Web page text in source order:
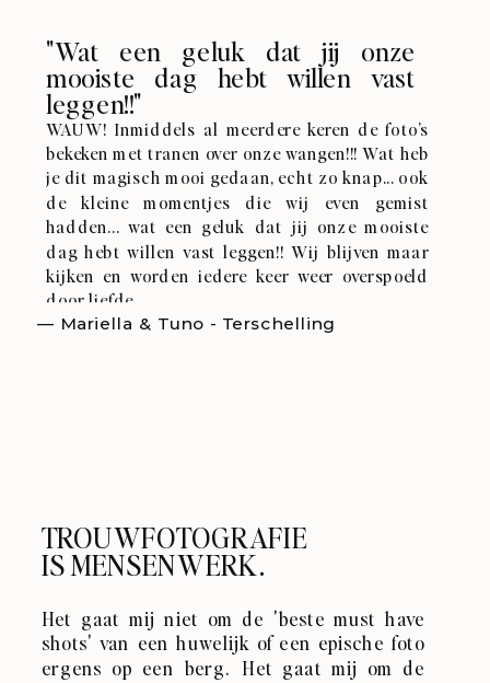
"Wat een geluk dat jij onze
mooiste dag hebt willen vast
leggen!!"
WAUW! Inmiddels al meerdere keren de foto’s
bekeken met tranen over onze wangen!!! Wat heb
je dit magisch mooi gedaan, echt zo knap... ook
de kleine momentjes die wij even gemist
hadden... wat een geluk dat jij onze mooiste
dag hebt willen vast leggen!! Wij blijven maar
kijken en worden iedere keer weer overspoeld
door liefde.
— Mariella & Tuno - Terschelling
TROUWFOTOGRAFIE
IS MENSENWERK.
Het gaat mij niet om de 'beste must have
shots' van een huwelijk of een epische foto
ergens op een berg. ⁣⁣Het gaat mij om de